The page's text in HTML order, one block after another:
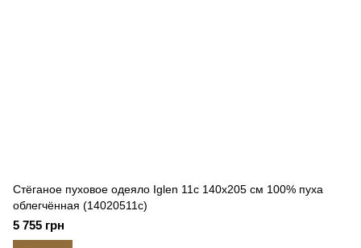
Стёганое пуховое одеяло Iglen 11с 140x205 см 100% пуха
облегчённая (14020511с)
5 755 грн